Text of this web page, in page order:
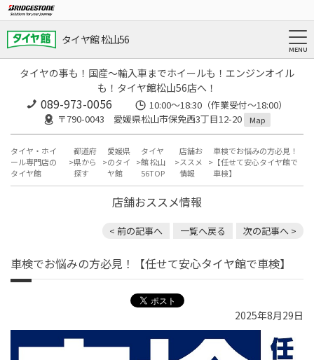
タイヤ館 松山56
タイヤの事も！国産～輸入車までホイールも！エンジンオイル
も！タイヤ館松山56店へ！
089-973-0056
10:00～18:30（作業受付～18:00）
〒790-0043 愛媛県松山市保免西3丁目12-20
Map
タイヤ・ホイ
ール専門店の
タイヤ館
都道府
県から
探す
愛媛県
のタイ
ヤ館
タイヤ
館 松山
56TOP
店舗お
ススメ
情報
車検でお悩みの方必見！
【任せて安心タイヤ館で
車検】
店舗おススメ情報
< 前の記事へ 一覧へ戻る 次の記事へ >
車検でお悩みの方必見！【任せて安心タイヤ館で車検】
2025年8月29日